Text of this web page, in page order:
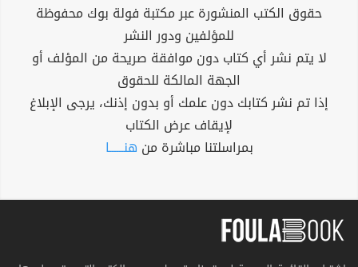
حقوق الكتب المنشورة عبر مكتبة فولة بوك محفوظة
للمؤلفين ودور النشر
لا يتم نشر أي كتاب دون موافقة صريحة من المؤلف أو
الجهة المالكة للحقوق
إذا تم نشر كتابك دون علمك أو بدون إذنك، يرجى الإبلاغ
لإيقاف عرض الكتاب
بمراسلتنا مباشرة من هنــــــا